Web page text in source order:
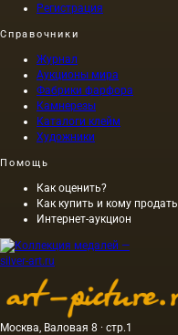
Регистрация
Справочники
Журнал
Аукционы мира
Фабрики фарфора
Камнерезы
Каталоги клейм
Художники
Помощь
Как оценить?
Как купить и кому продать
Интернет-аукцион
Москва, Валовая 8 · стр.1